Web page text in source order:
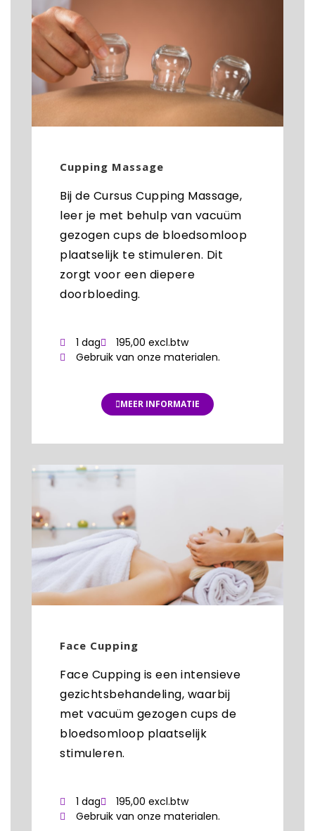
Cupping Massage
Bij de Cursus Cupping Massage,
leer je met behulp van vacuüm
gezogen cups de bloedsomloop
plaatselijk te stimuleren. Dit
zorgt voor een diepere
doorbloeding.
1 dag
195,00 excl.btw
Gebruik van onze materialen.
MEER INFORMATIE
Face Cupping
Face Cupping is een intensieve
gezichtsbehandeling, waarbij
met vacuüm gezogen cups de
bloedsomloop plaatselijk
stimuleren.
1 dag
195,00 excl.btw
Gebruik van onze materialen.